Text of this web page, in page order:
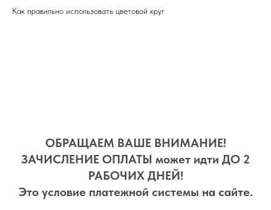
Как правильно использовать цветовой круг
ОБРАЩАЕМ ВАШЕ ВНИМАНИЕ!
ЗАЧИСЛЕНИЕ ОПЛАТЫ может идти ДО 2
РАБОЧИХ ДНЕЙ!
Это условие платежной системы на сайте.